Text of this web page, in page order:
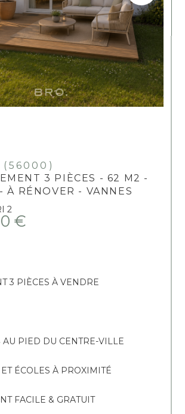
(56000)
3 PIÈCES - 62 M2 -
À RÉNOVER - VANNES
2
€
3 PIÈCES À VENDRE
AU PIED DU CENTRE-VILLE
ÉCOLES À PROXIMITÉ
FACILE & GRATUIT